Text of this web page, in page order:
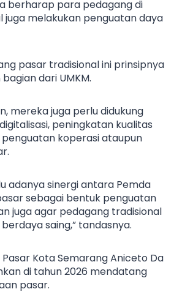
berharap para pedagang di
juga melakukan penguatan daya
pasar tradisional ini prinsipnya
dari UMKM.
mereka juga perlu didukung
peningkatan kualitas
koperasi ataupun
adanya sinergi antara Pemda
sebagai bentuk penguatan
juga agar pedagang tradisional
saing,” tandasnya.
Pasar Kota Semarang Aniceto Da
di tahun 2026 mendatang
pasar.